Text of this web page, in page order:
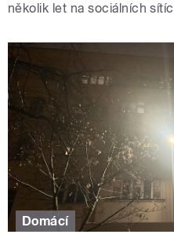
několik let na sociálních
Domácí